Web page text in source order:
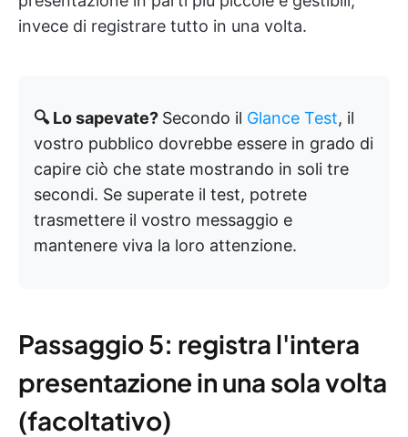
invece di registrare tutto in una volta.
🔍 Lo sapevate? Secondo il Glance Test, il
vostro pubblico dovrebbe essere in grado di
capire ciò che state mostrando in soli tre
secondi. Se superate il test, potrete
trasmettere il vostro messaggio e
mantenere viva la loro attenzione.
Passaggio 5: registra l'intera
presentazione in una sola volta
(facoltativo)